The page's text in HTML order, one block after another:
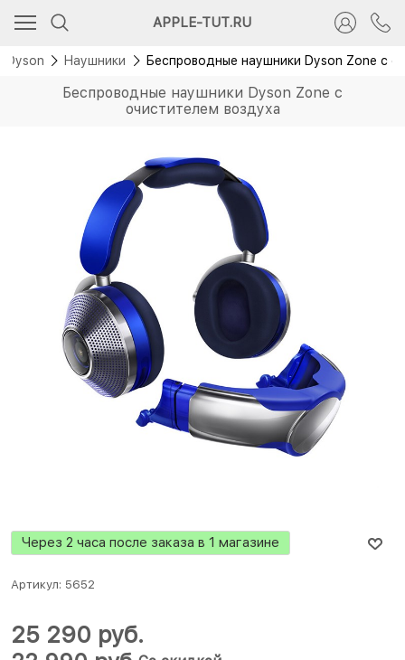
APPLE-TUT.RU
Dyson Наушники Беспроводные наушники Dyson Zone с
Беспроводные наушники Dyson Zone с
очистителем воздуха
Новинка
Через 2 часа после заказа в 1 магазине
Артикул: 5652
25 290 руб.